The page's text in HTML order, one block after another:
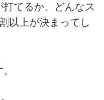
てるか、どんなス
以上が決まってし